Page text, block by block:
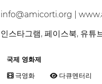
info@amicorti.org |
인스타그램, 페이스북, 유
국제 영화제
극영화 다큐멘터리